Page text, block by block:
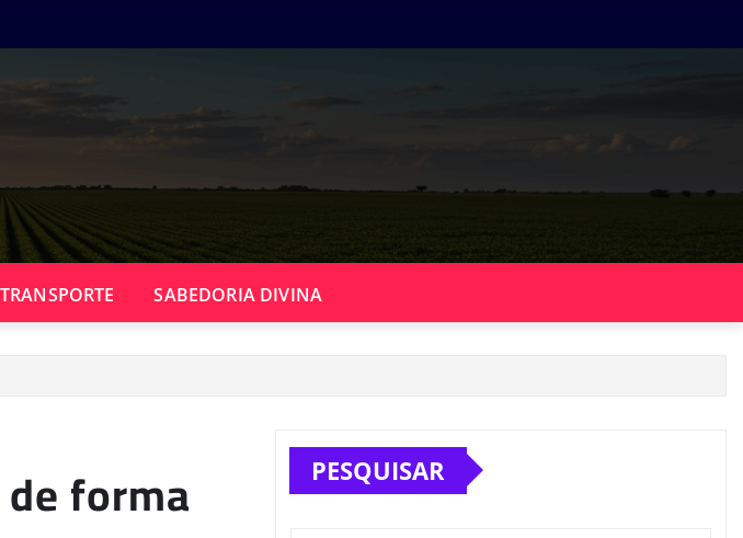
SABEDORIA DIVINA
forma PESQUISAR